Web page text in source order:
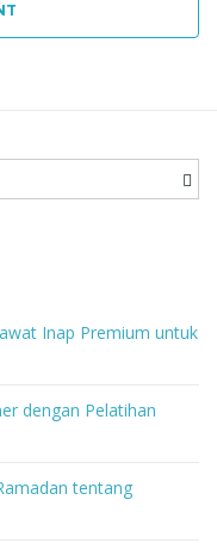
Inap Premium untuk
dengan Pelatihan
tentang